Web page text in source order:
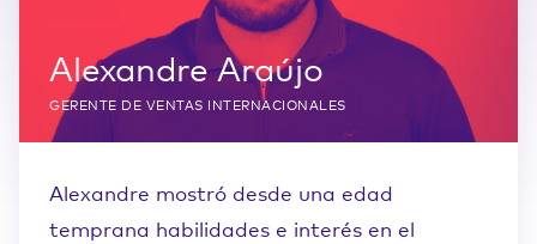
Alexandre Araújo
GERENTE DE VENTAS INTERNACIONALES
Alexandre mostró desde una edad
temprana habilidades e interés en el